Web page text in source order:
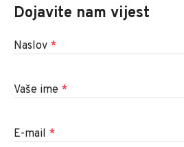
Dojavite nam vijest
Naslov *
Vaše ime *
E-mail *